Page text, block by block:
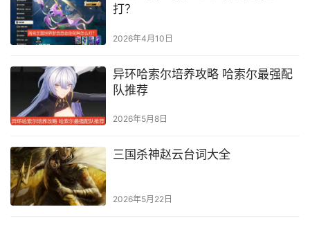
打？
2026年4月10日
异环哈索尔培养攻略 哈索尔最强配
队推荐
2026年5月8日
三国杀神赵云台词大全
2026年5月22日